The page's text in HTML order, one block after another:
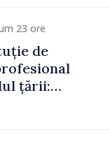
2,4 milioane
23 ore
de
țării: